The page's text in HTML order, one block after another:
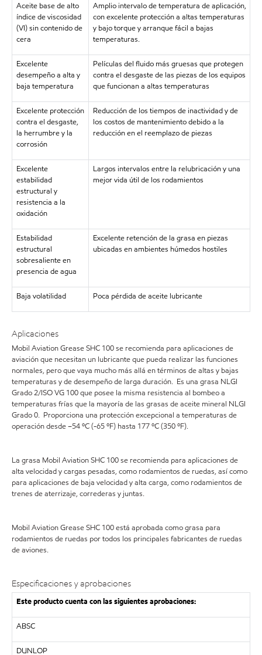
Aceite base de alto
índice de viscosidad
(VI) sin contenido de
cera
Amplio intervalo de temperatura de aplicación,
con excelente protección a altas temperaturas
y bajo torque y arranque fácil a bajas
temperaturas.
Excelente
desempeño a alta y
baja temperatura
Películas del fluido más gruesas que protegen
contra el desgaste de las piezas de los equipos
que funcionan a altas temperaturas
Excelente protección
contra el desgaste,
la herrumbre y la
corrosión
Reducción de los tiempos de inactividad y de
los costos de mantenimiento debido a la
reducción en el reemplazo de piezas
Excelente
estabilidad
estructural y
resistencia a la
oxidación
Largos intervalos entre la relubricación y una
mejor vida útil de los rodamientos
Estabilidad
estructural
sobresaliente en
presencia de agua
Excelente retención de la grasa en piezas
ubicadas en ambientes húmedos hostiles
Baja volatilidad Poca pérdida de aceite lubricante
Aplicaciones
Mobil Aviation Grease SHC 100 se recomienda para aplicaciones de
aviación que necesitan un lubricante que pueda realizar las funciones
normales, pero que vaya mucho más allá en términos de altas y bajas
temperaturas y de desempeño de larga duración. Es una grasa NLGI
Grado 2/ISO VG 100 que posee la misma resistencia al bombeo a
temperaturas frías que la mayoría de las grasas de aceite mineral NLGI
Grado 0. Proporciona una protección excepcional a temperaturas de
operación desde –54 ºC (-65 ºF) hasta 177 ºC (350 ºF).
La grasa Mobil Aviation SHC 100 se recomienda para aplicaciones de
alta velocidad y cargas pesadas, como rodamientos de ruedas, así como
para aplicaciones de baja velocidad y alta carga, como rodamientos de
trenes de aterrizaje, correderas y juntas.
Mobil Aviation Grease SHC 100 está aprobada como grasa para
rodamientos de ruedas por todos los principales fabricantes de ruedas
de aviones.
Especificaciones y aprobaciones
Este producto cuenta con las siguientes aprobaciones:
ABSC
DUNLOP